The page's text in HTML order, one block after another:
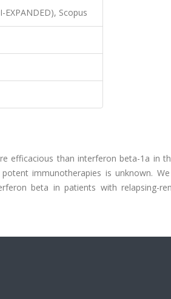
EXPANDED), Scopus
efficacious than interferon beta-1a in
immunotherapies is unknown.
beta in patients with relapsing-